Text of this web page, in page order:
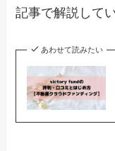
記事で解説して
あわせて読みたい